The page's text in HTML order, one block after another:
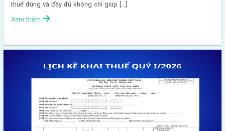
thuế đúng và đầy đủ không chỉ giúp […]
Xem thêm